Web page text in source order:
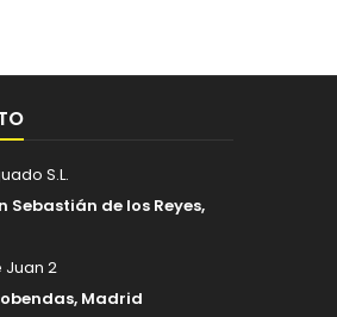
S.L.
Sebastián de los Reyes,
Juan 2
Madrid